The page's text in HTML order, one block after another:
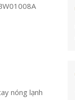
nóng lạnh